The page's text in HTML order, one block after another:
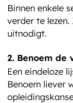
Binnen enkele
verder te
uitnodigt.
2. Benoem de
Een eindeloze
Benoem liever